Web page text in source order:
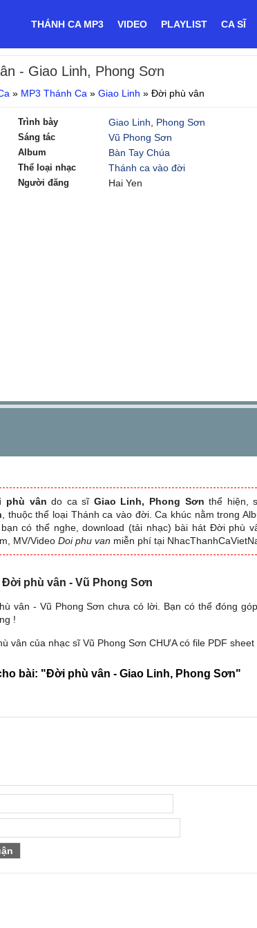
THÁNH CA MP3 VIDEO PLAYLIST CA SĨ
- Giao Linh, Phong Sơn
» MP3 Thánh Ca »Giao Linh »Đời phù vân
Trình bày Giao Linh Phong Sơn
Sáng tác Vũ Phong Sơn
Album Bàn Tay Chúa
Thể loại nhạc Thánh ca vào đời
Người đăng Hai Yen
phù vân do ca sĩ Giao Linh, Phong Sơn thể hiện,
, thuộc thể loại Thánh ca vào đời. Ca khúc nằm trong
bạn có thể nghe, download (tải nhạc) bài hát Đời phù
MV/VideoDoi phu van miễn phí tại
Đời phù vân - Vũ Phong Sơn
vân - Vũ Phong Sơn chưa có lời. Bạn có thể đóng
!
vân của nhạc sĩ Vũ Phong Sơn CHƯA có file PDF sheet
bài: "Đời phù vân - Giao Linh, Phong Sơn"